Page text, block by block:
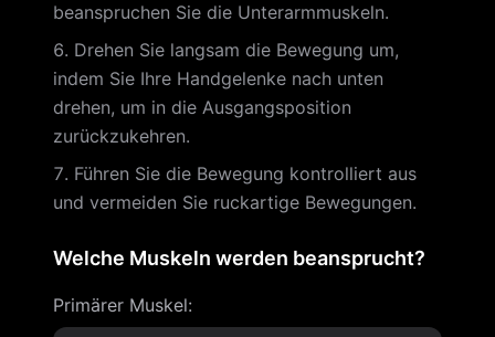
beanspruchen Sie die Unterarmmuskeln.
Drehen Sie langsam die Bewegung um,
indem Sie Ihre Handgelenke nach unten
drehen, um in die Ausgangsposition
zurückzukehren.
Führen Sie die Bewegung kontrolliert aus
und vermeiden Sie ruckartige Bewegungen.
Welche Muskeln werden beansprucht?
Primärer Muskel: